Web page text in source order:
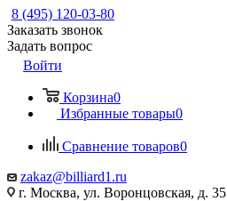
8 (495) 120-03-80
Заказать звонок
Задать вопрос
Войти
Корзина0
Избранные товары0
Сравнение товаров0
zakaz@billiard1.ru
г. Москва, ул. Воронцовская, д.